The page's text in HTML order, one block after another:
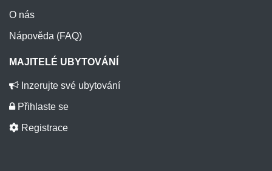
O nás
Nápověda (FAQ)
MAJITELÉ UBYTOVÁNÍ
Inzerujte své ubytování
Přihlaste se
Registrace